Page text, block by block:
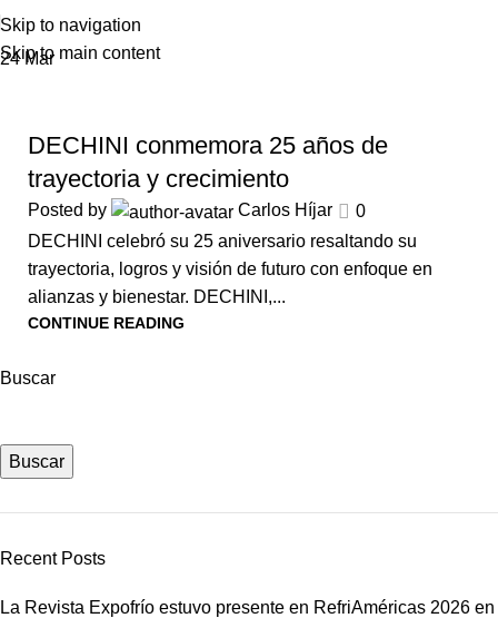
Skip to navigation
Skip to main content
24Mar
DECHINI conmemora 25 años de
trayectoria y crecimiento
Posted by Carlos Híjar
0
DECHINI celebró su 25 aniversario resaltando su
trayectoria, logros y visión de futuro con enfoque en
alianzas y bienestar. DECHINI,...
CONTINUE READING
Buscar
Buscar
Recent Posts
La Revista Expofrío estuvo presente en RefriAméricas 2026 en